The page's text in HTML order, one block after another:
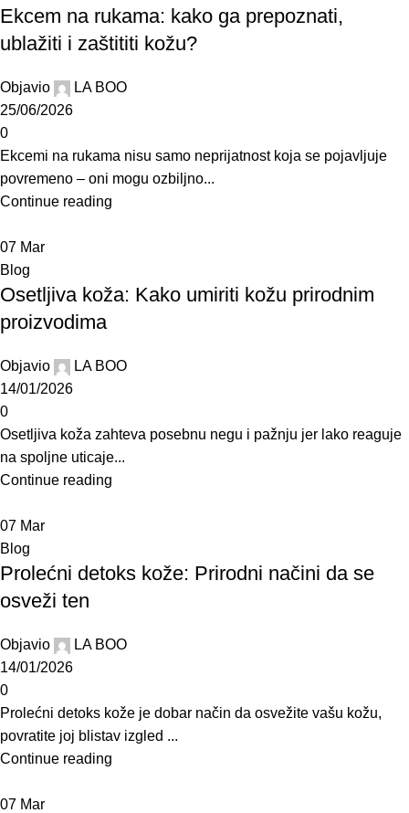
Ekcem na rukama: kako ga prepoznati,
ublažiti i zaštititi kožu?
Objavio
LA BOO
25/06/2026
0
Ekcemi na rukama nisu samo neprijatnost koja se pojavljuje
povremeno – oni mogu ozbiljno...
Continue reading
07 Mar
Blog
Osetljiva koža: Kako umiriti kožu prirodnim
proizvodima
Objavio
LA BOO
14/01/2026
0
Osetljiva koža zahteva posebnu negu i pažnju jer lako reaguje
na spoljne uticaje...
Continue reading
07 Mar
Blog
Prolećni detoks kože: Prirodni načini da se
osveži ten
Objavio
LA BOO
14/01/2026
0
Prolećni detoks kože je dobar način da osvežite vašu kožu,
povratite joj blistav izgled ...
Continue reading
07 Mar